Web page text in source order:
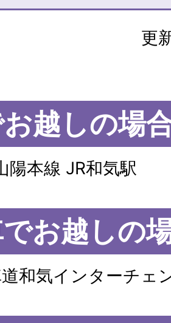
更
越しの場
陽本線 JR和気駅
お越しの
和気インターチェ